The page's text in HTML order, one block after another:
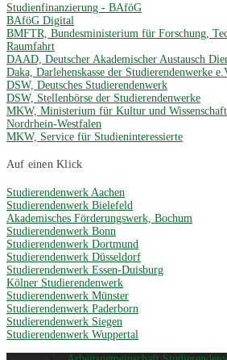
Studienfinanzierung - BAföG
BAföG Digital
BMFTR, Bundesministerium für Forschung,
Raumfahrt
DAAD, Deutscher Akademischer Austausch
Daka, Darlehenskasse der Studierendenwerke
DSW, Deutsches Studierendenwerk
DSW, Stellenbörse der Studierendenwerke
MKW, Ministerium für Kultur und Wissenschaft
Nordrhein-Westfalen
MKW, Service für Studieninteressierte
Auf einen Klick
Studierendenwerk Aachen
Studierendenwerk Bielefeld
Akademisches Förderungswerk, Bochum
Studierendenwerk Bonn
Studierendenwerk Dortmund
Studierendenwerk Düsseldorf
Studierendenwerk Essen-Duisburg
Kölner Studierendenwerk
Studierendenwerk Münster
Studierendenwerk Paderborn
Studierendenwerk Siegen
Studierendenwerk Wuppertal